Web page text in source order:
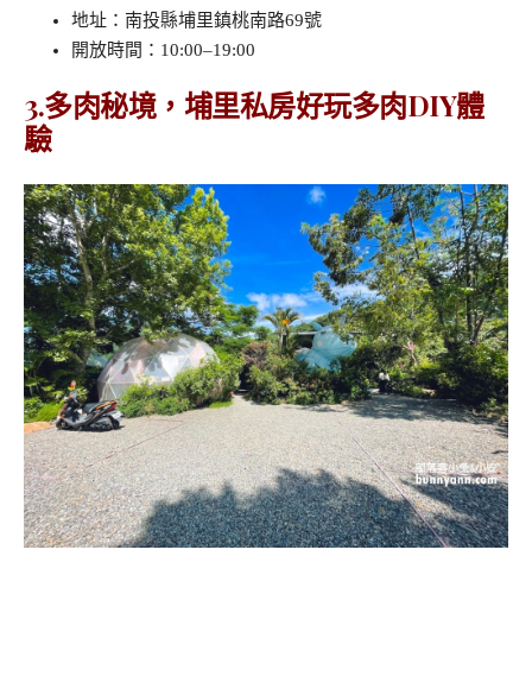
地址：南投縣埔里鎮桃南路69號
開放時間：10:00–19:00
3.多肉秘境，埔里私房好玩多肉DIY體
驗